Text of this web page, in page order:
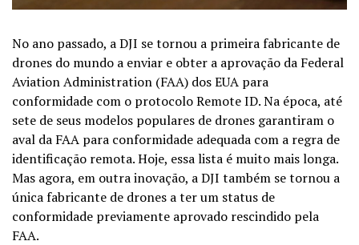
No ano passado, a DJI se tornou a primeira fabricante de
drones do mundo a enviar e obter a aprovação da Federal
Aviation Administration (FAA) dos EUA para
conformidade com o protocolo Remote ID. Na época, até
sete de seus modelos populares de drones garantiram o
aval da FAA para conformidade adequada com a regra de
identificação remota. Hoje, essa lista é muito mais longa.
Mas agora, em outra inovação, a DJI também se tornou a
única fabricante de drones a ter um status de
conformidade previamente aprovado rescindido pela
FAA.